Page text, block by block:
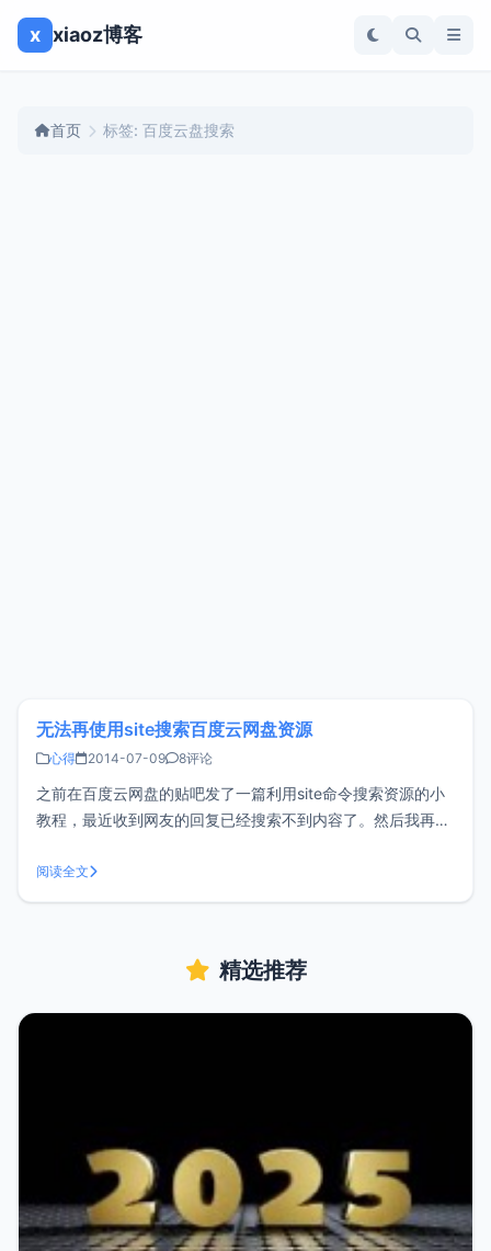
x xiaoz博客
首页 标签: 百度云盘搜索
无法再使用site搜索百度云网盘资源
心得 2014-07-09 8评论
之前在百度云网盘的贴吧发了一篇利用site命令搜索资源的小
教程，最近收到网友的回复已经搜索不到内容了。然后我再使
上千万条，但实际显示的结果却只有几十条，多数都是官方的
内容，并没有用户分享的资源。 估计造成这样的原因估计是因
阅读全文
精选推荐